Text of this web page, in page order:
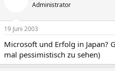
Administrator
19 Juni 2003
Microsoft und Erfolg in Japan?
mal pessimistisch zu sehen)